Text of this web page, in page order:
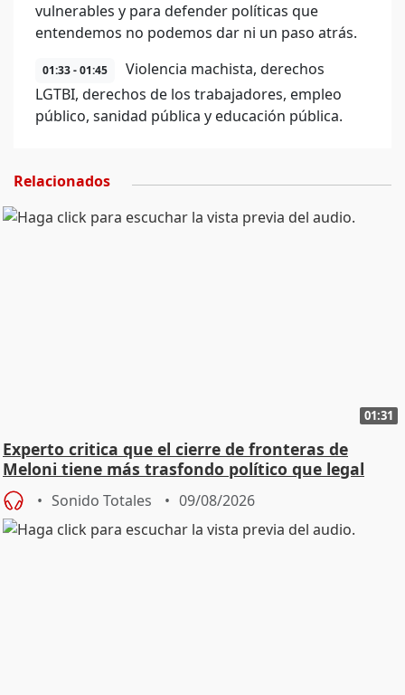
vulnerables y para defender políticas que
entendemos no podemos dar ni un paso atrás.
01:33 - 01:45
Violencia machista, derechos
LGTBI, derechos de los trabajadores, empleo
público, sanidad pública y educación pública.
Relacionados
01:31
Experto critica que el cierre de fronteras de
Meloni tiene más trasfondo político que legal
Sonido Totales 09/08/2026